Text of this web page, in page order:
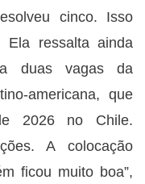
cinco. Isso
Ela ressalta ainda
duas vagas da
americana, que
2026 no Chile.
A colocação
ficou muito boa”,